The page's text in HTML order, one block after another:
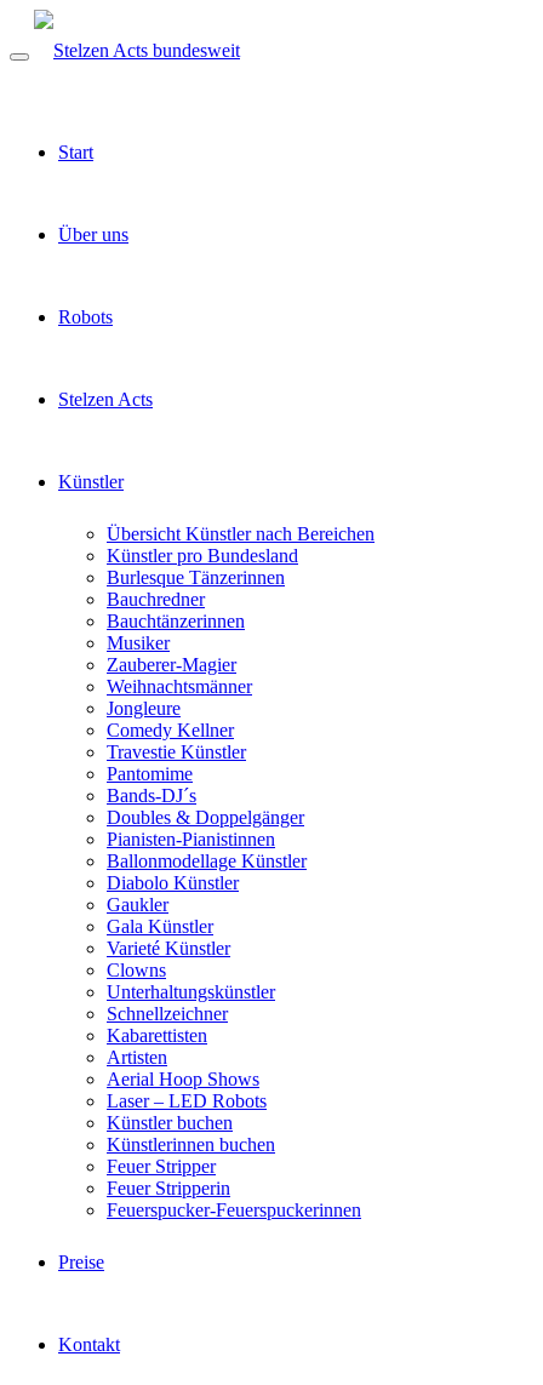
Start
Über uns
Robots
Stelzen Acts
Künstler
Übersicht Künstler nach Bereichen
Künstler pro Bundesland
Burlesque Tänzerinnen
Bauchredner
Bauchtänzerinnen
Musiker
Zauberer-Magier
Weihnachtsmänner
Jongleure
Comedy Kellner
Travestie Künstler
Pantomime
Bands-DJ´s
Doubles & Doppelgänger
Pianisten-Pianistinnen
Ballonmodellage Künstler
Diabolo Künstler
Gaukler
Gala Künstler
Varieté Künstler
Clowns
Unterhaltungskünstler
Schnellzeichner
Kabarettisten
Artisten
Aerial Hoop Shows
Laser – LED Robots
Künstler buchen
Künstlerinnen buchen
Feuer Stripper
Feuer Stripperin
Feuerspucker-Feuerspuckerinnen
Preise
Kontakt